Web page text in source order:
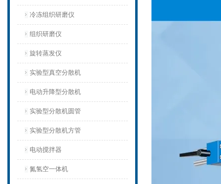
冷冻组织研磨仪
组织研磨仪
旋转蒸发仪
实验型真空分散机
电动升降型分散机
实验型分散机圆管
实验型分散机方管
电动搅拌器
氮氢空一体机